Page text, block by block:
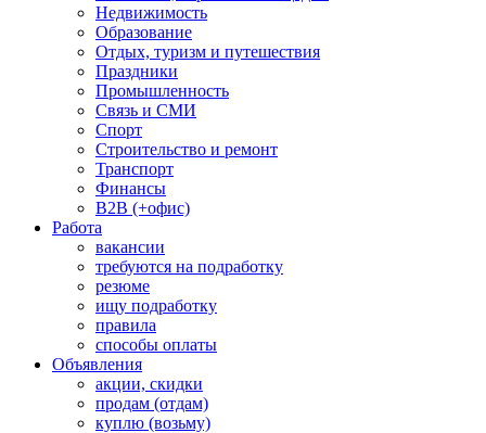
Недвижимость
Образование
Отдых, туризм и путешествия
Праздники
Промышленность
Связь и СМИ
Спорт
Строительство и ремонт
Транспорт
Финансы
B2B (+офис)
Работа
вакансии
требуются на подработку
резюме
ищу подработку
правила
способы оплаты
Объявления
акции, скидки
продам (отдам)
куплю (возьму)